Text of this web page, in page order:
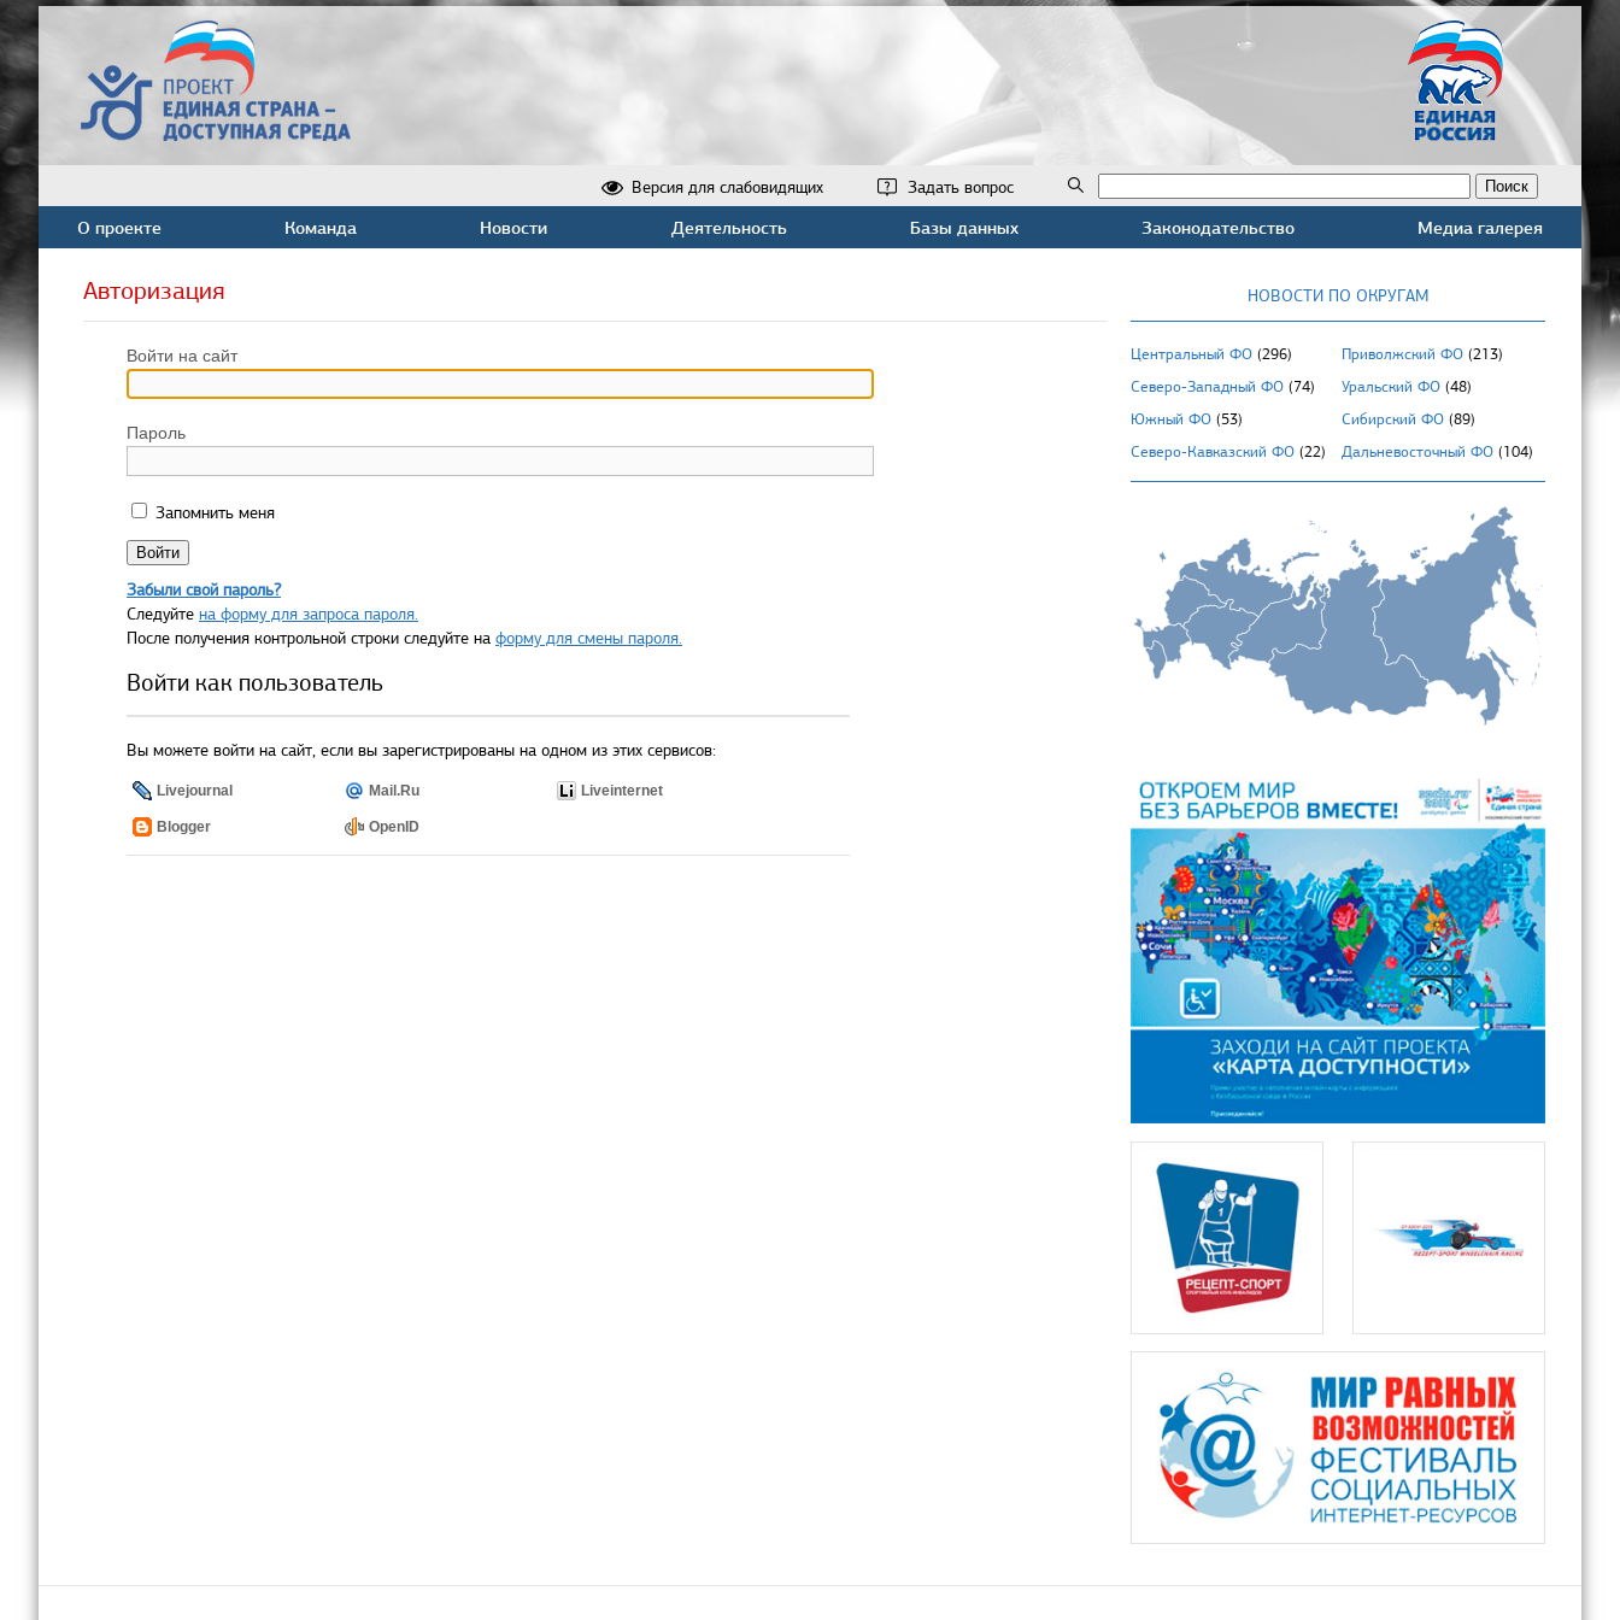
Задать вопрос
Версия для слабовидящих
О проекте Команда Новости Деятельность Базы данных Законодательство Медиа галерея
Авторизация
Войти на сайт
Пароль
Запомнить меня
Забыли свой пароль?
Следуйте на форму для запроса пароля.
После получения контрольной строки следуйте на форму для смены пароля.
Войти как пользователь
Вы можете войти на сайт, если вы зарегистрированы на одном из этих сервисов:
Livejournal Mail.Ru Liveinternet
Blogger OpenID
НОВОСТИ ПО ОКРУГАМ
Центральный ФО (296) Приволжский ФО (213)
Северо-Западный ФО (74) Уральский ФО (48)
Южный ФО (53) Сибирский ФО (89)
Северо-Кавказский ФО (22) Дальневосточный ФО (104)